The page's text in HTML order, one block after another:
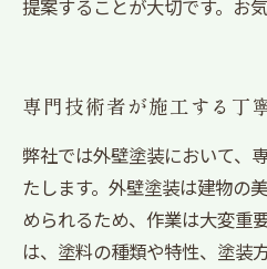
提案することが大切です。お
専門技術者が施工する丁
弊社では外壁塗装において、
たします。外壁塗装は建物の
められるため、作業は大変重
は、塗料の種類や特性、塗装